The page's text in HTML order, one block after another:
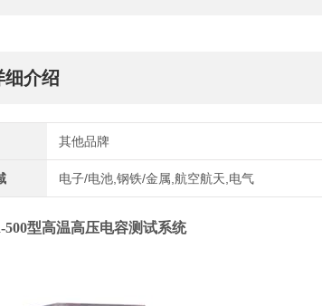
细介绍
其他品牌
电子/电池,钢铁/金属,航空航天,电气
500型高温高压电容测试系统